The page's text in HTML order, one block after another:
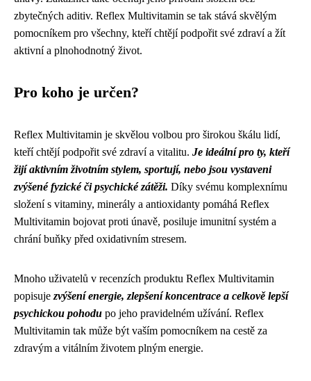
zbytečných aditiv. Reflex Multivitamin se tak stává skvělým
pomocníkem pro všechny, kteří chtějí podpořit své zdraví a žít
aktivní a plnohodnotný život.
Pro koho je určen?
Reflex Multivitamin je skvělou volbou pro širokou škálu lidí,
kteří chtějí podpořit své zdraví a vitalitu. Je ideální pro ty, kteří
žijí aktivním životním stylem, sportují, nebo jsou vystaveni
zvýšené fyzické či psychické zátěži. Díky svému komplexnímu
složení s vitaminy, minerály a antioxidanty pomáhá Reflex
Multivitamin bojovat proti únavě, posiluje imunitní systém a
chrání buňky před oxidativním stresem.
Mnoho uživatelů v recenzích produktu Reflex Multivitamin
popisuje zvýšení energie, zlepšení koncentrace a celkově lepší
psychickou pohodu po jeho pravidelném užívání. Reflex
Multivitamin tak může být vaším pomocníkem na cestě za
zdravým a vitálním životem plným energie.